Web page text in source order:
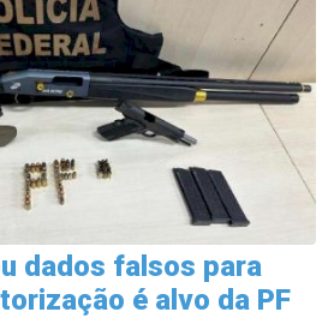
dados falsos para
é alvo da PF